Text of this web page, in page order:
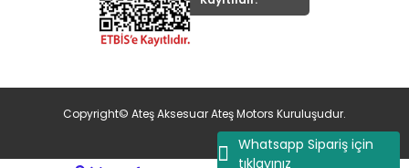
Whatsapp Sipariş için
tıklayınız
Copyright© Ateş Aksesuar Ateş Motors Kuruluşudur.